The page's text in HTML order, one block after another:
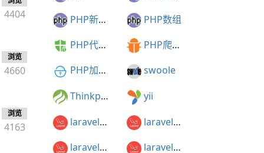
4404
浏览
4660
浏览
4163
PHP新特性
PHP数组
PHP代码加密
PHP爬虫框架
PHP加密解密
swoole
Thinkphp
yii
laravel5.1
laravel5.2
laravel5.3
laravel5.4